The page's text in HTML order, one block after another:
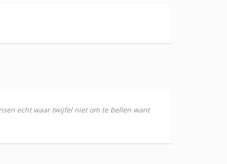
echt waar twijfel niet om te bellen want